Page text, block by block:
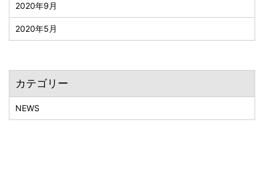
2020年9月
2020年5月
カテゴリー
NEWS